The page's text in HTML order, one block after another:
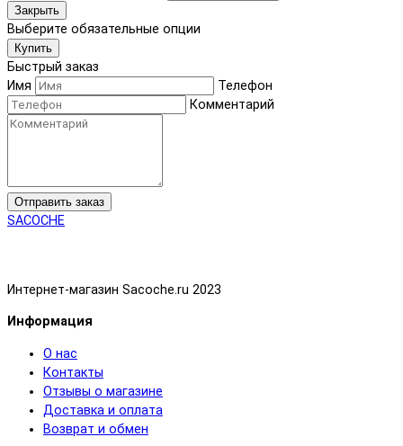
Закрыть
Выберите обязательные опции
Купить
Быстрый заказ
Имя
Телефон
Комментарий
Отправить заказ
SACOCHE
Интернет-магазин Sacoche.ru 2023
Информация
О нас
Контакты
Отзывы о магазине
Доставка и оплата
Возврат и обмен